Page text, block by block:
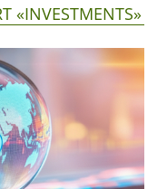
«INVESTMENTS»